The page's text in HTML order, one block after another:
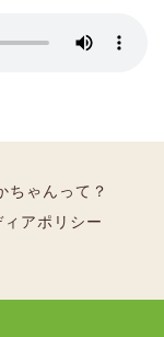
ちゃんって？
アポリシー